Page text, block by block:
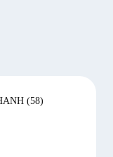
(58)